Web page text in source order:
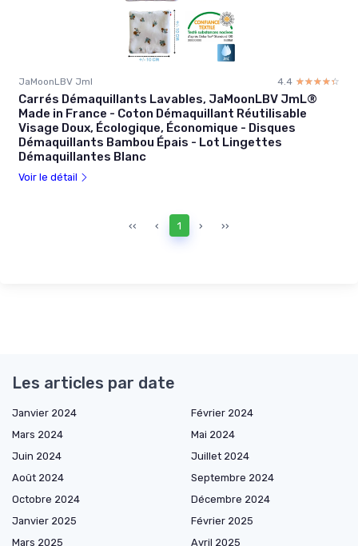
JaMoonLBV Jml 4.4 ☆☆☆☆☆
★★★★★
Carrés Démaquillants Lavables, JaMoonLBV JmL®
Made in France - Coton Démaquillant Réutilisable
Visage Doux, Écologique, Économique - Disques
Démaquillants Bambou Épais - Lot Lingettes
Démaquillantes Blanc
Voir le détail
‹‹ ‹ 1 › ››
Les articles par date
Janvier 2024
Février 2024
Mars 2024
Mai 2024
Juin 2024
Juillet 2024
Août 2024
Septembre 2024
Octobre 2024
Décembre 2024
Janvier 2025
Février 2025
Mars 2025
Avril 2025